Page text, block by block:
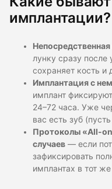
имплантации?
лунку сразу после
сохраняет кость и
Имплантация с
имплант
24–72 часа. Уже
вас есть зуб
Протоколы «All-
случаев — если
зафиксировать
имплантах в тот